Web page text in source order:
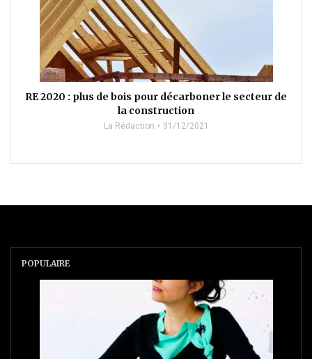
RE 2020 : plus de bois pour décarboner le secteur de
la construction
La Rédaction 31/12/2021
POPULAIRE